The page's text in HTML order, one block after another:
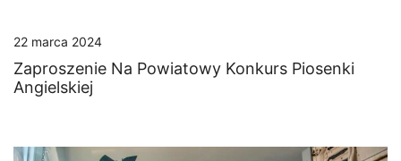
22 marca 2024
Zaproszenie Na Powiatowy Konkurs Piosenki
Angielskiej